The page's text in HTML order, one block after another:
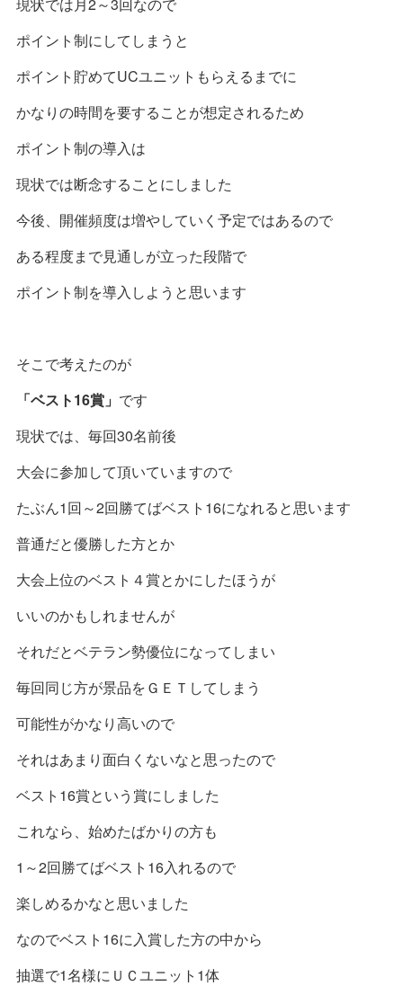
現状では月2～3回なので
ポイント制にしてしまうと
ポイント貯めてUCユニットもらえるまでに
かなりの時間を要することが想定されるため
ポイント制の導入は
現状では断念することにしました
今後、開催頻度は増やしていく予定ではあるので
ある程度まで見通しが立った段階で
ポイント制を導入しようと思います
そこで考えたのが
「ベスト16賞」 です
現状では、毎回30名前後
大会に参加して頂いていますので
たぶん1回～2回勝てばベスト16になれると思います
普通だと優勝した方とか
大会上位のベスト４賞とかにしたほうが
いいのかもしれませんが
それだとベテラン勢優位になってしまい
毎回同じ方が景品をＧＥＴしてしまう
可能性がかなり高いので
それはあまり面白くないなと思ったので
ベスト16賞という賞にしました
これなら、始めたばかりの方も
1～2回勝てばベスト16入れるので
楽しめるかなと思いました
なのでベスト16に入賞した方の中から
抽選で1名様にＵＣユニット1体